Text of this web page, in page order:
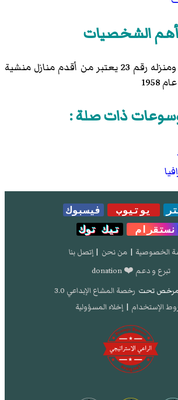
أهم الشخصيات
الحاج سيد عبد الله ومنزله رقم 23 يعتبر من أقدم منازل منشية
ذات صلة :
يوتيوب
فيسبوك
تيك توك
الخصوصية | من نحن | إتصل بنا
تبرع و دعم ❤️ donation
مرخص تحت رخصة المشاع الإبداعي 3.0
الإستخدام | إخلاء المسؤولية